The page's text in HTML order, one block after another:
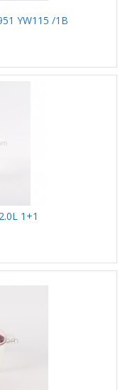
YW115 /1B
1+1